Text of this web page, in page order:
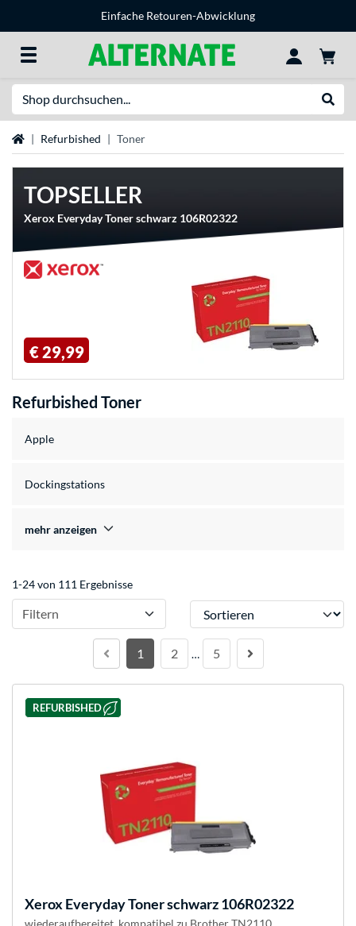
Einfache Retouren-Abwicklung
StartseiteRefurbished Toner
TOPSELLER
Xerox Everyday Toner schwarz 106R02322
€ 29,99
Refurbished Toner
Apple
Dockingstations
mehr anzeigen
1-24 von 111 Ergebnisse
Filtern Sortieren
1 2 … 5
REFURBISHED
XeroxEveryday Toner schwarz 106R02322
wiederaufbereitet, kompatibel zu Brother TN2110